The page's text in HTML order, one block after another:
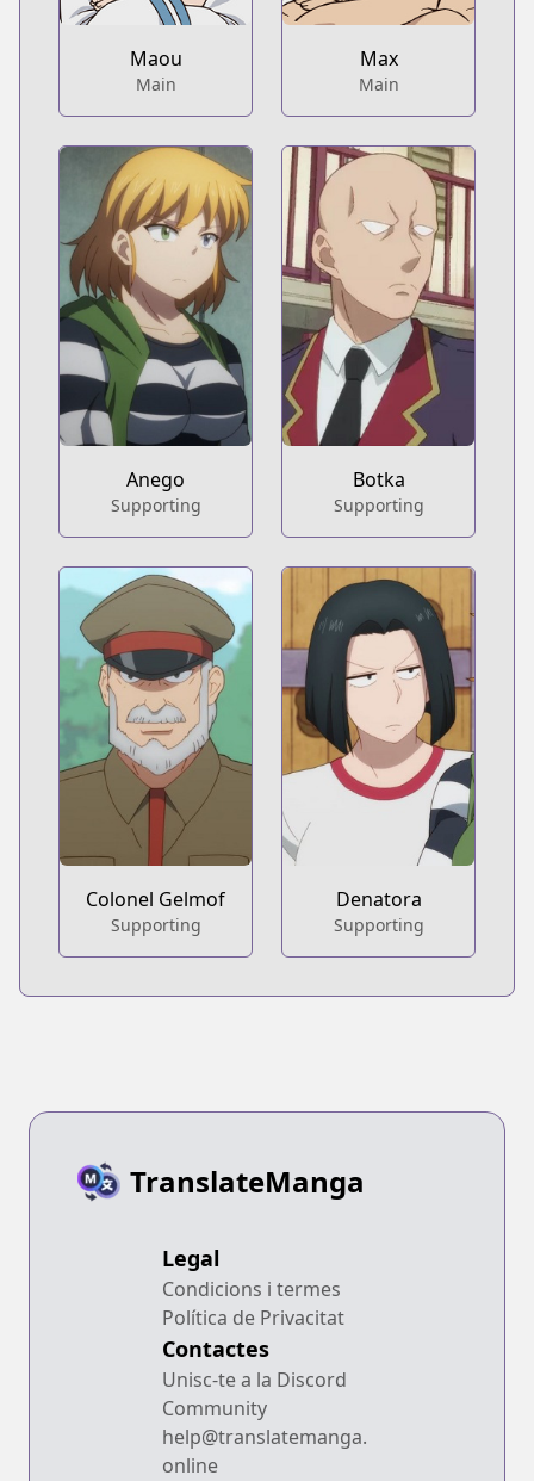
Maou
Main
Max
Main
Anego
Supporting
Botka
Supporting
Colonel Gelmof
Supporting
Denatora
Supporting
TranslateManga
Legal
Condicions i termes
Política de Privacitat
Contactes
Unisc-te a la Discord
Community
help@translatemanga.
online